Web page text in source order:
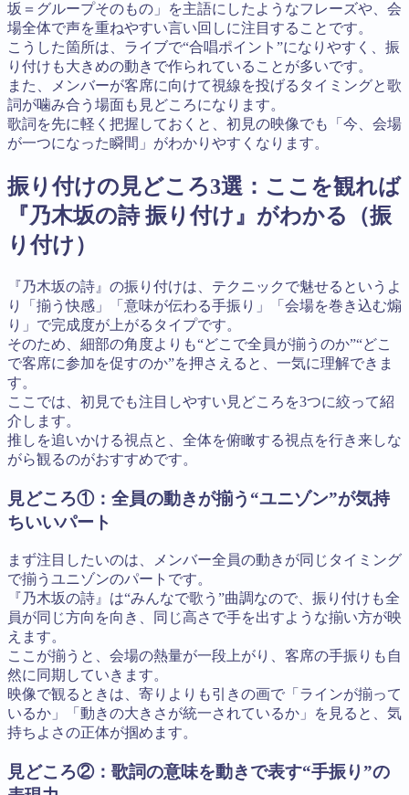
坂＝グループそのもの」を主語にしたようなフレーズや、会
場全体で声を重ねやすい言い回しに注目することです。
こうした箇所は、ライブで“合唱ポイント”になりやすく、振
り付けも大きめの動きで作られていることが多いです。
また、メンバーが客席に向けて視線を投げるタイミングと歌
詞が噛み合う場面も見どころになります。
歌詞を先に軽く把握しておくと、初見の映像でも「今、会場
が一つになった瞬間」がわかりやすくなります。
振り付けの見どころ3選：ここを観れば
『乃木坂の詩 振り付け』がわかる（振
り付け）
『乃木坂の詩』の振り付けは、テクニックで魅せるというよ
り「揃う快感」「意味が伝わる手振り」「会場を巻き込む煽
り」で完成度が上がるタイプです。
そのため、細部の角度よりも“どこで全員が揃うのか”“どこ
で客席に参加を促すのか”を押さえると、一気に理解できま
す。
ここでは、初見でも注目しやすい見どころを3つに絞って紹
介します。
推しを追いかける視点と、全体を俯瞰する視点を行き来しな
がら観るのがおすすめです。
見どころ①：全員の動きが揃う“ユニゾン”が気持
ちいいパート
まず注目したいのは、メンバー全員の動きが同じタイミング
で揃うユニゾンのパートです。
『乃木坂の詩』は“みんなで歌う”曲調なので、振り付けも全
員が同じ方向を向き、同じ高さで手を出すような揃い方が映
えます。
ここが揃うと、会場の熱量が一段上がり、客席の手振りも自
然に同期していきます。
映像で観るときは、寄りよりも引きの画で「ラインが揃って
いるか」「動きの大きさが統一されているか」を見ると、気
持ちよさの正体が掴めます。
見どころ②：歌詞の意味を動きで表す“手振り”の